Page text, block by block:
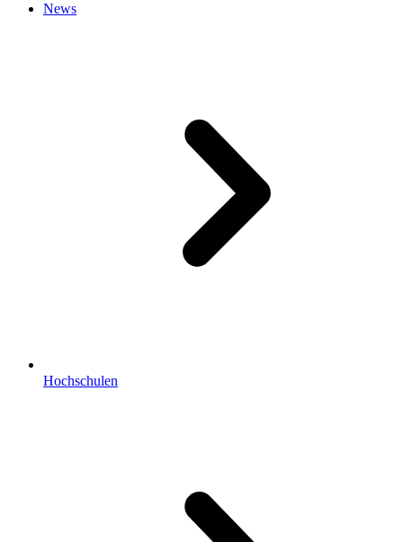
News
Hochschulen